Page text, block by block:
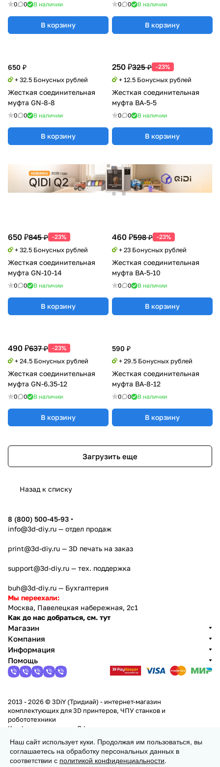
0 0 В наличии
В корзину
650 ₽
+ 32.5 Бонусных рублей
Жесткая соединительная
муфта GN-8-8
0 0 В наличии
В корзину
250 ₽325 ₽ -23%
+ 12.5 Бонусных рублей
Жесткая соединительная
муфта BA-5-5
0 0 В наличии
В корзину
650 ₽845 ₽ -23%
+ 32.5 Бонусных рублей
Жесткая соединительная
муфта GN-10-14
0 0 В наличии
В корзину
460 ₽598 ₽ -23%
+ 23 Бонусных рублей
Жесткая соединительная
муфта BA-5-10
0 0 В наличии
В корзину
0 0 В наличии
В корзину
490 ₽637 ₽ -23%
+ 24.5 Бонусных рублей
Жесткая соединительная
муфта GN-6.35-12
0 0 В наличии
В корзину
590 ₽
+ 29.5 Бонусных рублей
Жесткая соединительная
муфта BA-8-12
0 0 В наличии
В корзину
Загрузить еще
Назад к списку
В корзину
8 (800) 500-45-93
info@3d-diy.ru — отдел продаж
print@3d-diy.ru — 3D печать на заказ
support@3d-diy.ru — тех. поддержка
buh@3d-diy.ru — Бухгалтерия
Мы переехали:
Москва, Павелецкая набережная, 2с1
Как до нас добраться, см. тут
Магазин
Компания
Информация
Помощь
2013 - 2026 © 3DiY (Тридиай) - интернет-магазин
комплектующих для 3D принтеров, ЧПУ станков и
робототехники
Конфиденциальность Оферта
Наш сайт использует куки. Продолжая им пользоваться, вы
соглашаетесь на обработку персональных данных в
соответствии с политикой конфиденциальности.